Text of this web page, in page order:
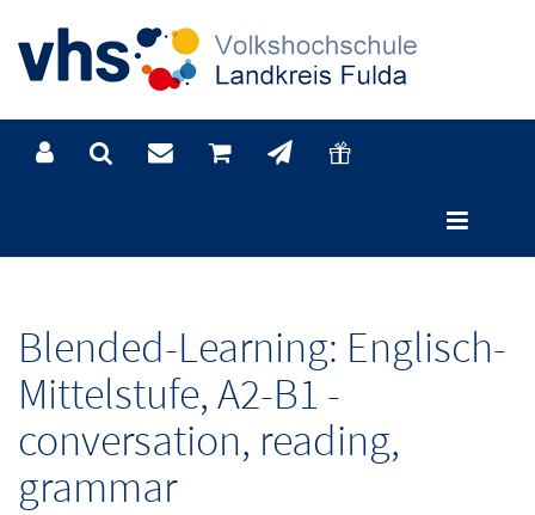
Blended-Learning: Englisch-
Mittelstufe, A2-B1 -
conversation, reading,
grammar